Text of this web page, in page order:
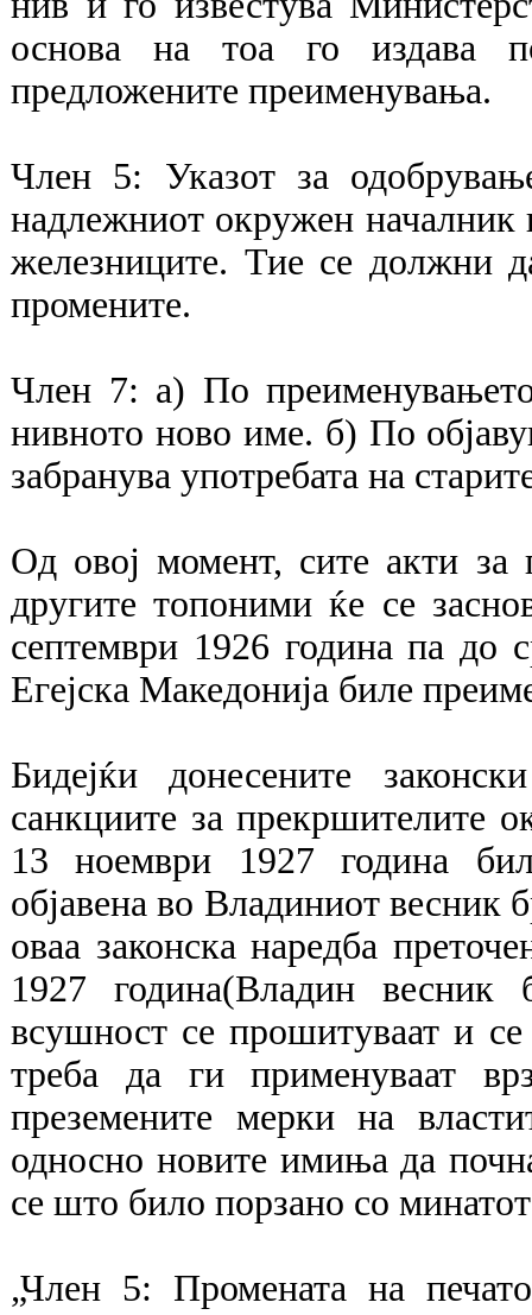
основа на тоа го издава
предложените преименувања.
Член 5: Указот за
надлежниот окружен началник
железниците. Тие се должни
промените.
Член 7: а) По
нивното ново име. б) По
забранува употребата на
Од овој момент, сите акти за
другите топоними ќе се
септември 1926 година па до
Егејска Македонија биле
Бидејќи донесените
санкциите за прекршителите
13 ноември 1927 година
објавена во Владиниот весник
оваа законска наредба
1927 година(Владин весник
всушност се прошитуваат и
треба да ги применуваат
преземените мерки на
односно новите имиња да
се што било порзано со
„Член 5: Промената на